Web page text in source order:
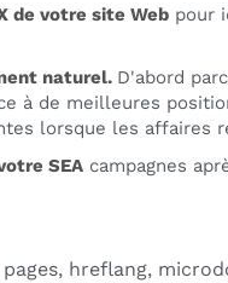
de votre site Web pour
naturel. D'abord
à de meilleures
lorsque les affaires
SEA campagnes
hreflang,